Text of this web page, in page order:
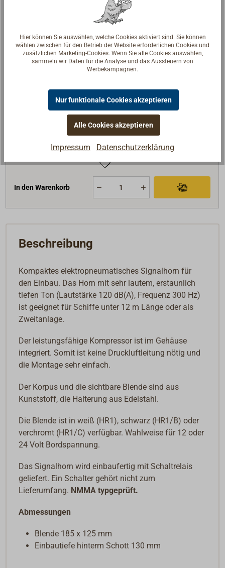
Art-Nr.
3402-224
schwarz
9
69,90 €*
netto:58,74 €
In den Warenkorb
Beschreibung
Kompaktes elektropneumatisches Signalhorn für
den Einbau. Das Horn mit sehr lautem, erstaunlich
tiefen Ton (Lautstärke 120 dB(A), Frequenz 300 Hz)
ist geeignet für Schiffe unter 12 m Länge oder als
Zweitanlage.
Der leistungsfähige Kompressor ist im Gehäuse
integriert. Somit ist keine Druckluftleitung nötig und
die Montage sehr einfach.
Der Korpus und die sichtbare Blende sind aus
Kunststoff, die Halterung aus Edelstahl.
Die Blende ist in weiß (HR1), schwarz (HR1/B) oder
verchromt (HR1/C) verfügbar. Wahlweise für 12 oder
24 Volt Bordspannung.
Das Signalhorn wird einbaufertig mit Schaltrelais
geliefert. Ein Schalter gehört nicht zum
Lieferumfang. NMMA typgeprüft.
Abmessungen
Blende 185 x 125 mm
Einbautiefe hinterm Schott 130 mm
Hier können Sie auswählen, welche Cookies aktiviert sind. Sie können
wählen zwischen für den Betrieb der Website erforderlichen Cookies und
zusätzlichen Marketing-Cookies. Wenn Sie alle Cookies auswählen,
sammeln wir Daten für die Analyse und das Aussteuern von
Werbekampagnen.
Nur funktionale Cookies akzeptieren
Alle Cookies akzeptieren
Impressum Datenschutzerklärung